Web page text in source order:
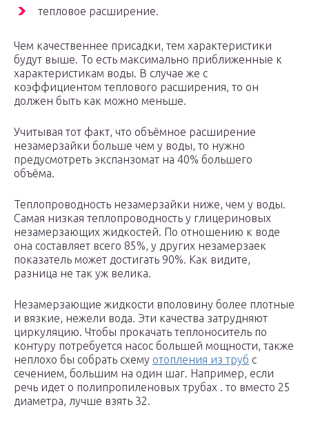
тепловое расширение.
Чем качественнее присадки, тем характеристики
будут выше. То есть максимально приближенные к
характеристикам воды. В случае же с
коэффициентом теплового расширения, то он
должен быть как можно меньше.
Учитывая тот факт, что объёмное расширение
незамерзайки больше чем у воды, то нужно
предусмотреть экспанзомат на 40% большего
объёма.
Теплопроводность незамерзайки ниже, чем у воды.
Самая низкая теплопроводность у глицериновых
незамерзающих жидкостей. По отношению к воде
она составляет всего 85%, у других незамерзаек
показатель может достигать 90%. Как видите,
разница не так уж велика.
Незамерзающие жидкости вполовину более плотные
и вязкие, нежели вода. Эти качества затрудняют
циркуляцию. Чтобы прокачать теплоноситель по
контуру потребуется насос большей мощности, также
неплохо бы собрать схему отопления из труб с
сечением, большим на один шаг. Например, если
речь идет о полипропиленовых трубах . то вместо 25
диаметра, лучше взять 32.